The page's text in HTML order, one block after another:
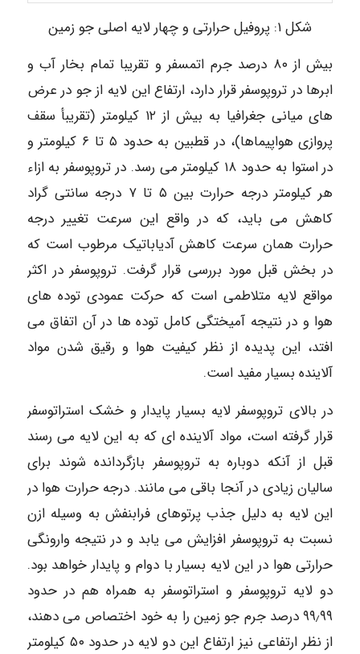
شكل ۱: پروفيل حرارتی و چهار لایه اصلی جو زمین
بیش از ۸۰ درصد جرم اتمسفر و تقریبا تمام بخار آب و
ابرها در تروپوسفر قرار دارد، ارتفاع این لایه از جو در عرض
های میانی جغرافیا به بیش از ۱۲ کیلومتر (تقریبأ سقف
پروازی هواپیماها)، در قطبین به حدود ۵ تا ۶ کیلومتر و
در استوا به حدود ۱۸ کیلومتر می رسد. در تروپوسفر به ازاء
هر کیلومتر درجه حرارت بین ۵ تا ۷ درجه سانتی گراد
کاهش می باید، که در واقع این سرعت تغییر درجه
حرارت همان سرعت کاهش آدیاباتیک مرطوب است که
در بخش قبل مورد بررسی قرار گرفت. تروپوسفر در اکثر
مواقع لایه متلاطمی است که حرکت عمودی توده های
هوا و در نتیجه آمیختگی کامل توده ها در آن اتفاق می
افتد، این پدیده از نظر کیفیت هوا و رقیق شدن مواد
آلاینده بسیار مفید است.
در بالای تروپوسفر لایه بسیار پایدار و خشک استراتوسفر
قرار گرفته است، مواد آلاینده ای که به این لایه می رسند
قبل از آنکه دوباره به تروپوسفر بازگردانده شوند برای
سالیان زیادی در آنجا باقی می مانند. درجه حرارت هوا در
این لایه به دلیل جذب پرتوهای فرابنفش به وسیله ازن
نسبت به تروپوسفر افزایش می یابد و در نتیجه وارونگی
حرارتی هوا در این لایه بسیار با دوام و پایدار خواهد بود.
دو لایه تروپوسفر و استراتوسفر به همراه هم در حدود
۹۹٫۹۹ درصد جرم جو زمین را به خود اختصاص می دهند،
از نظر ارتفاعی نیز ارتفاع این دو لایه در حدود ۵۰ کیلومتر